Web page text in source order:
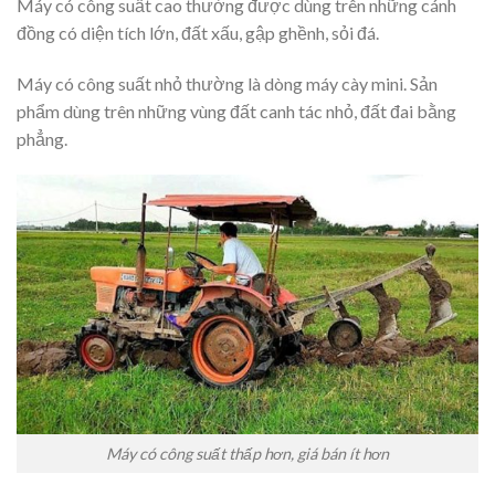
Máy có công suất cao thường được dùng trên những cánh
đồng có diện tích lớn, đất xấu, gập ghềnh, sỏi đá.
Máy có công suất nhỏ thường là dòng máy cày mini. Sản
phẩm dùng trên những vùng đất canh tác nhỏ, đất đai bằng
phẳng.
Máy có công suất thấp hơn, giá bán ít hơn